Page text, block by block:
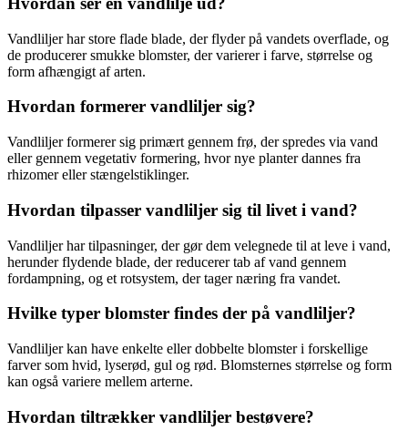
Vandliljer har store flade blade, der flyder på vandets overflade, og
de producerer smukke blomster, der varierer i farve, størrelse og
form afhængigt af arten.
Hvordan formerer vandliljer sig?
Vandliljer formerer sig primært gennem frø, der spredes via vand
eller gennem vegetativ formering, hvor nye planter dannes fra
rhizomer eller stængelstiklinger.
Hvordan tilpasser vandliljer sig til livet i vand?
Vandliljer har tilpasninger, der gør dem velegnede til at leve i vand,
herunder flydende blade, der reducerer tab af vand gennem
fordampning, og et rotsystem, der tager næring fra vandet.
Hvilke typer blomster findes der på vandliljer?
Vandliljer kan have enkelte eller dobbelte blomster i forskellige
farver som hvid, lyserød, gul og rød. Blomsternes størrelse og form
kan også variere mellem arterne.
Hvordan tiltrækker vandliljer bestøvere?